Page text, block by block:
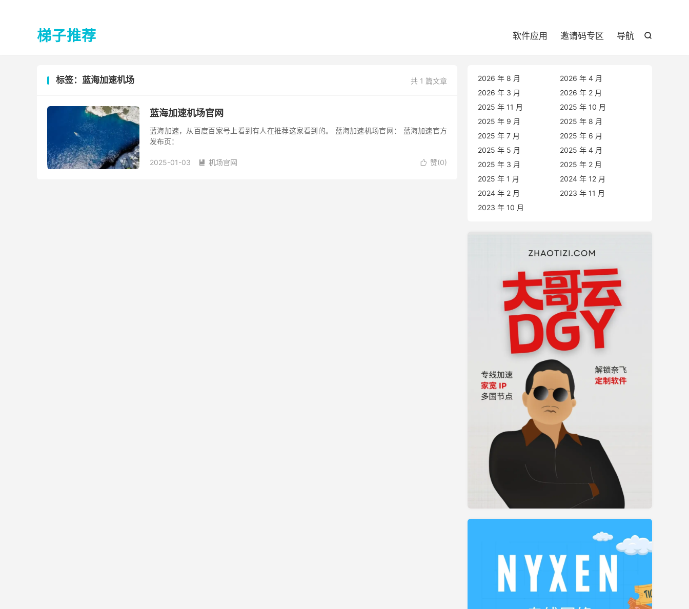
梯子推荐 
软件应用 邀请码专区 导航
共 1 篇文章
标签：蓝海加速机场
蓝海加速机场官网
蓝海加速，从百度百家号上看到有人在推荐这家看到的。 蓝海加速机场官网： 蓝海加速官方
发布页：
 赞(0)
2025-01-03  机场官网
2026 年 8 月
2026 年 4 月
2026 年 3 月
2026 年 2 月
2025 年 11 月
2025 年 10 月
2025 年 9 月
2025 年 8 月
2025 年 7 月
2025 年 6 月
2025 年 5 月
2025 年 4 月
2025 年 3 月
2025 年 2 月
2025 年 1 月
2024 年 12 月
2024 年 2 月
2023 年 11 月
2023 年 10 月